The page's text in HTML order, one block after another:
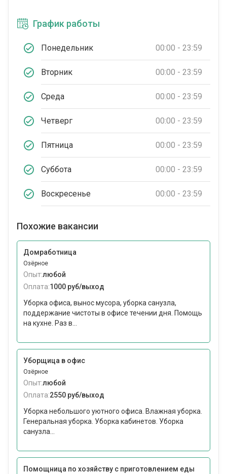
График работы
Понедельник 00:00 - 23:59
Вторник 00:00 - 23:59
Среда 00:00 - 23:59
Четверг 00:00 - 23:59
Пятница 00:00 - 23:59
Суббота 00:00 - 23:59
Воскресенье 00:00 - 23:59
Похожие вакансии
Домработница
Озёрное
Опыт:любой
Оплата:1000 руб/выход
Уборка офиса, вынос мусора, уборка санузла,
поддержание чистоты в офисе течении дня. Помощь
на кухне. Раз в...
Уборщица в офис
Озёрное
Опыт:любой
Оплата:2550 руб/выход
Уборка небольшого уютного офиса. Влажная уборка.
Генеральная уборка. Уборка кабинетов. Уборка
санузла...
Помощница по хозяйству с приготовлением еды